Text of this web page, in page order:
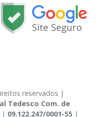
reservados |
Tedesco Com. de
| 09.122.247/0001-55 |